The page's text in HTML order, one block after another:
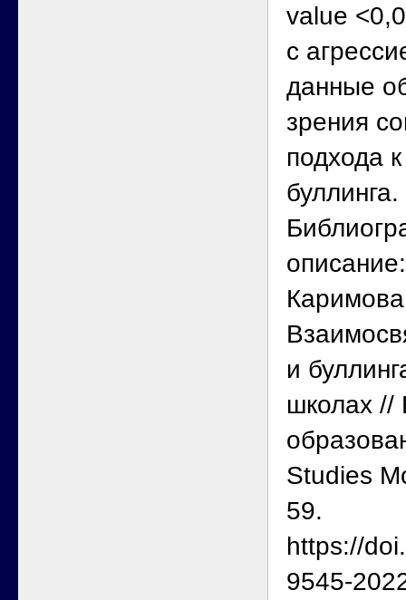
value
с
данные
зрения
подхода
буллинга.
и
школах //
Studies
59.
https://
9545-